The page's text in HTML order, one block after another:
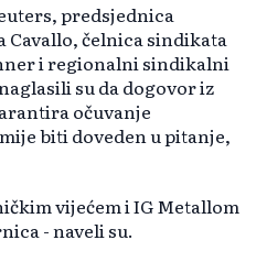
predsjednica
Cavallo, čelnica sindikata
i regionalni sindikalni
su da dogovor iz
očuvanje
biti doveden u pitanje,
vijećem i IG Metallom
- naveli su.